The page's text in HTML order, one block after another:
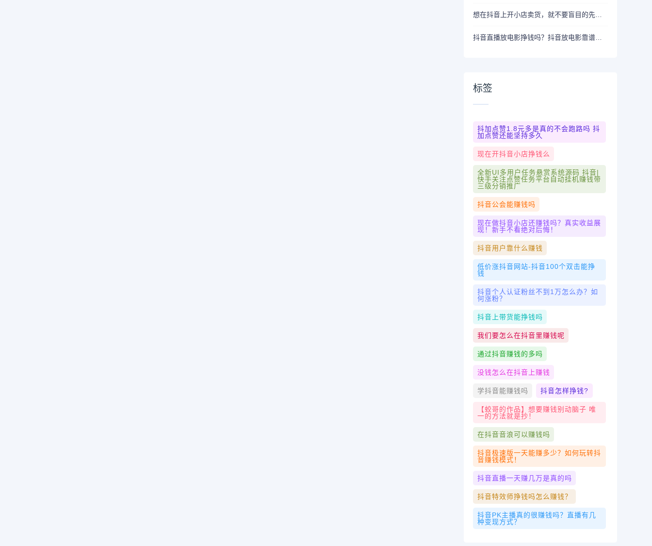
标签
抖加点赞1.8元多是真的不会跑路吗 抖
加点赞还能坚持多久
现在开抖音小店挣钱么
全新UI多用户任务悬赏系统源码 抖音|
快手关注点赞任务平台自动挂机赚钱带
三级分销推广
抖音公会能赚钱吗
现在做抖音小店还赚钱吗？真实收益展
现！新手不看绝对后悔！
抖音用户靠什么赚钱
低价涨抖音网站-抖音100个双击能挣
钱
抖音个人认证粉丝不到1万怎么办？如
何涨粉？
抖音上带货能挣钱吗
我们要怎么在抖音里赚钱呢
通过抖音赚钱的多吗
没钱怎么在抖音上赚钱
学抖音能赚钱吗 抖音怎样挣钱?
【蛟哥的作品】想要赚钱别动脑子 唯
一的方法就是抄！
在抖音音浪可以赚钱吗
抖音极速版一天能赚多少？如何玩转抖
音赚钱模式！
抖音直播一天赚几万是真的吗
抖音特效师挣钱吗怎么赚钱？
抖音PK主播真的很赚钱吗？直播有几
种变现方式？